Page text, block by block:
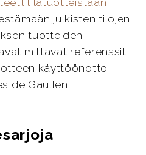
julkisten tilojen
tuotteiden
mittavat referenssit,
käyttöönotto
de Gaullen